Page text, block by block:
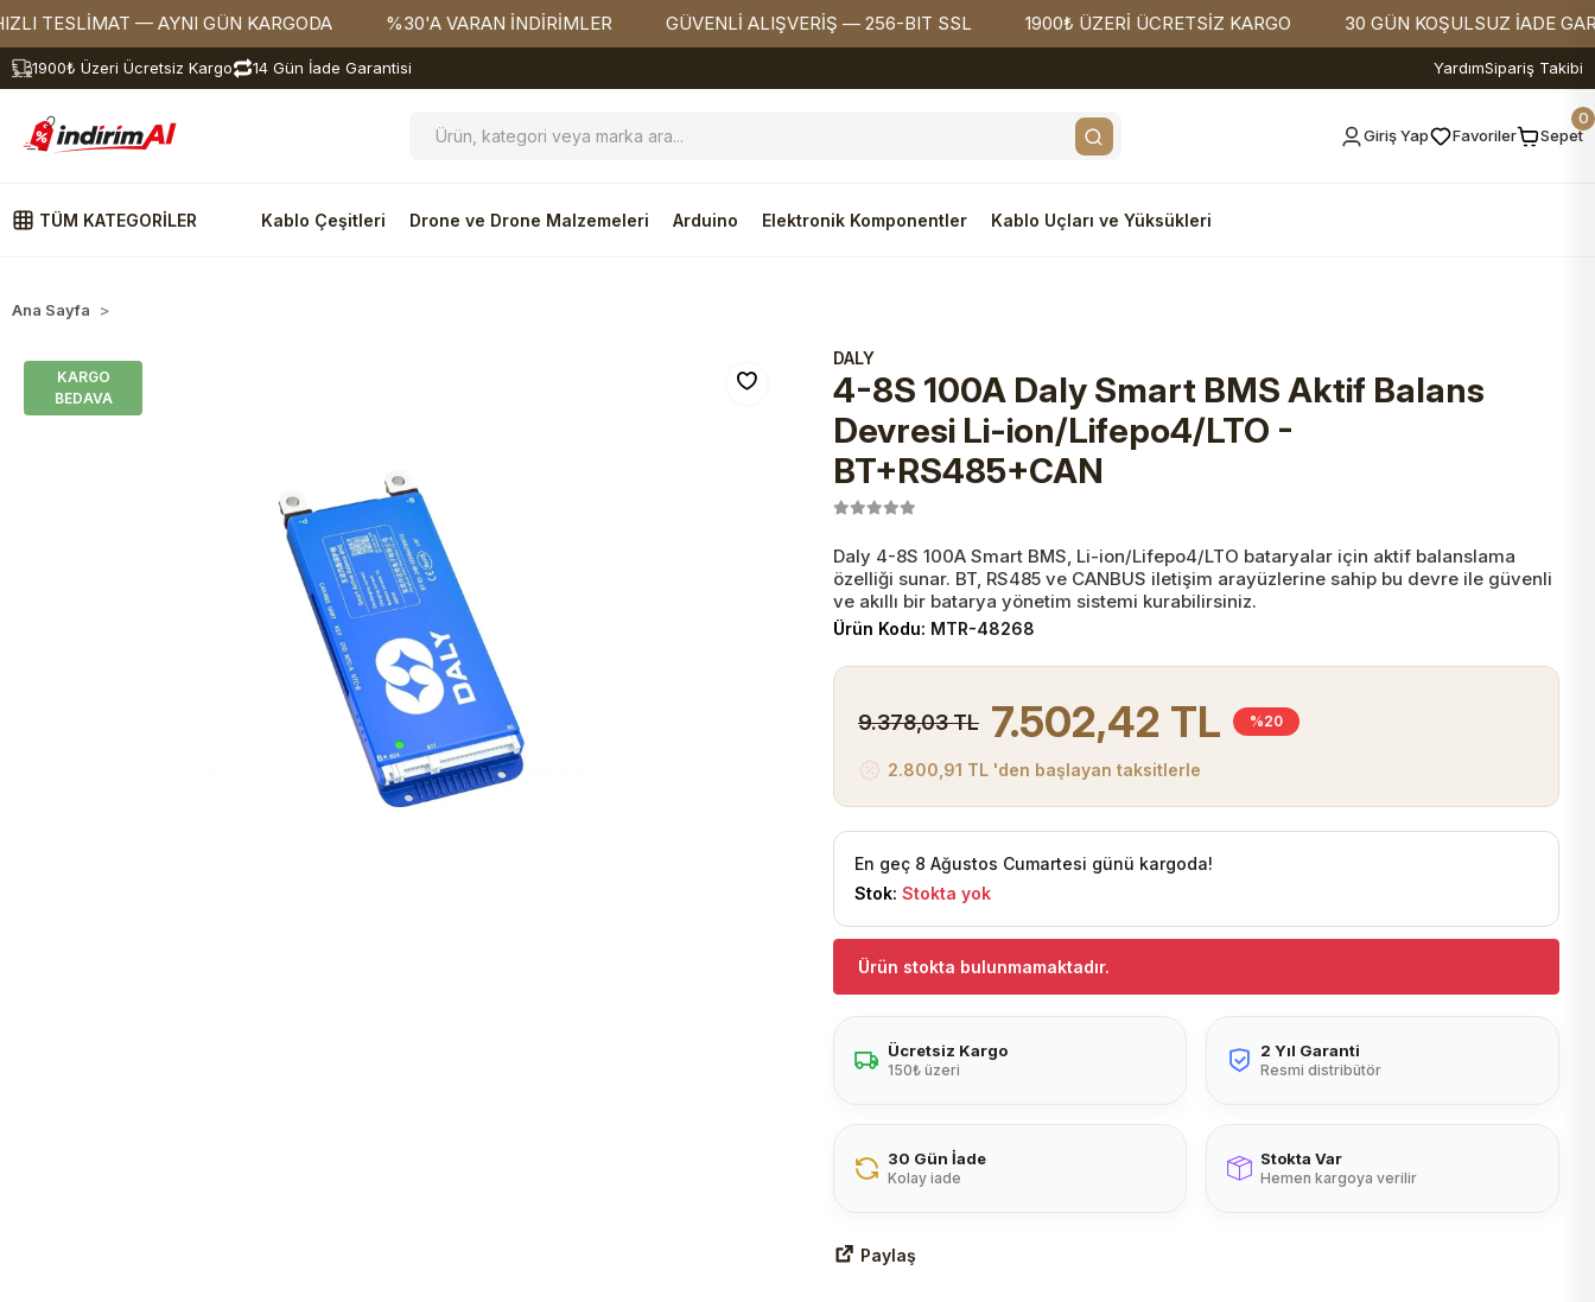
— AYNI GÜN KARGODA %30'A VARAN İNDİRİMLER GÜVENLİ ALIŞVERİŞ — 256-BIT SSL 1900₺ ÜZERİ ÜCRETSİZ KARGO 30 GÜN KOŞULSUZ İADE GARANTİSİ
1900₺ Üzeri Ücretsiz Kargo 14 Gün İade Garantisi YardımSipariş Takibi
Giriş Yap Favoriler Sepet
0
TÜM KATEGORİLER Kablo Çeşitleri Drone ve Drone Malzemeleri Arduino Elektronik Komponentler Kablo Uçları ve Yüksükleri
Ana Sayfa
KARGO
BEDAVA
DALY
4-8S 100A Daly Smart BMS Aktif Balans
Devresi Li-ion/Lifepo4/LTO -
BT+RS485+CAN
Daly 4-8S 100A Smart BMS, Li-ion/Lifepo4/LTO bataryalar için aktif balanslama
özelliği sunar. BT, RS485 ve CANBUS iletişim arayüzlerine sahip bu devre ile güvenli
ve akıllı bir batarya yönetim sistemi kurabilirsiniz.
Ürün Kodu: MTR-48268
9.378,03 TL 7.502,42 TL %20
2.800,91 TL 'den başlayan taksitlerle
En geç 8 Ağustos Cumartesi günü kargoda!
Stok: Stokta yok
Ürün stokta bulunmamaktadır.
Ücretsiz Kargo
150₺ üzeri
2 Yıl Garanti
Resmi distribütör
30 Gün İade
Kolay iade
Stokta Var
Hemen kargoya verilir
Paylaş